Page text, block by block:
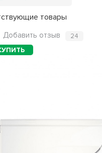
товары
Добавить отзыв 24